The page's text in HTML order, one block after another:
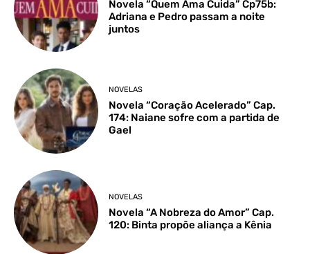
Novela “Quem Ama Cuida” Cp75b:
Adriana e Pedro passam a noite
juntos
NOVELAS
Novela “Coração Acelerado” Cap.
174: Naiane sofre com a partida de
Gael
NOVELAS
Novela “A Nobreza do Amor” Cap.
120: Binta propõe aliança a Kênia